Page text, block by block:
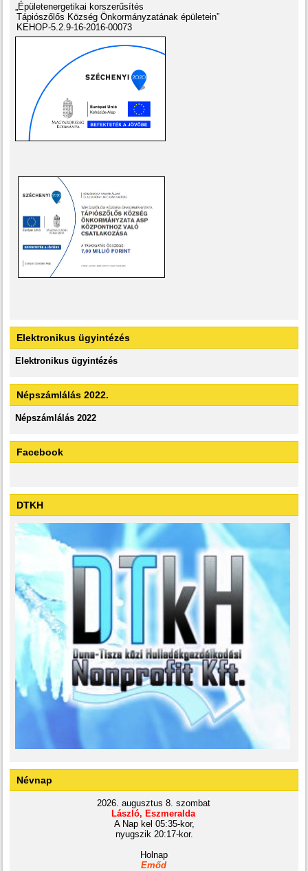
„Épületenergetikai korszerűsítés
Tápiószőlős Község Önkormányzatának épületein”
KEHOP-5.2.9-16-2016-00073
Elektronikus ügyintézés
Elektronikus ügyintézés
Népszámlálás 2022.
Népszámlálás 2022
Facebook
DTKH
Névnap
2026. augusztus 8. szombat
László, Eszmeralda
A Nap kel 05:35-kor,
nyugszik 20:17-kor.
Holnap
Emőd